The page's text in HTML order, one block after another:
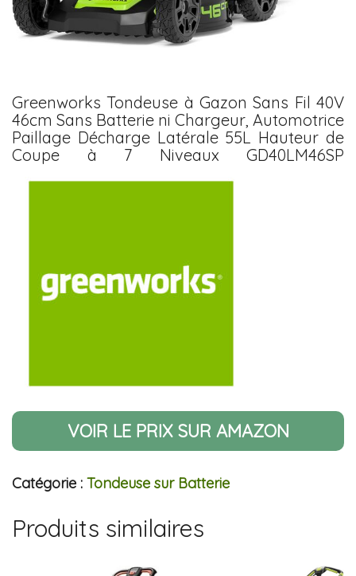
Greenworks Tondeuse à Gazon Sans Fil 40V
46cm Sans Batterie ni Chargeur, Automotrice
Paillage Décharge Latérale 55L Hauteur de
Coupe à 7 Niveaux GD40LM46SP
VOIR LE PRIX SUR AMAZON
Catégorie : Tondeuse sur Batterie
Produits similaires